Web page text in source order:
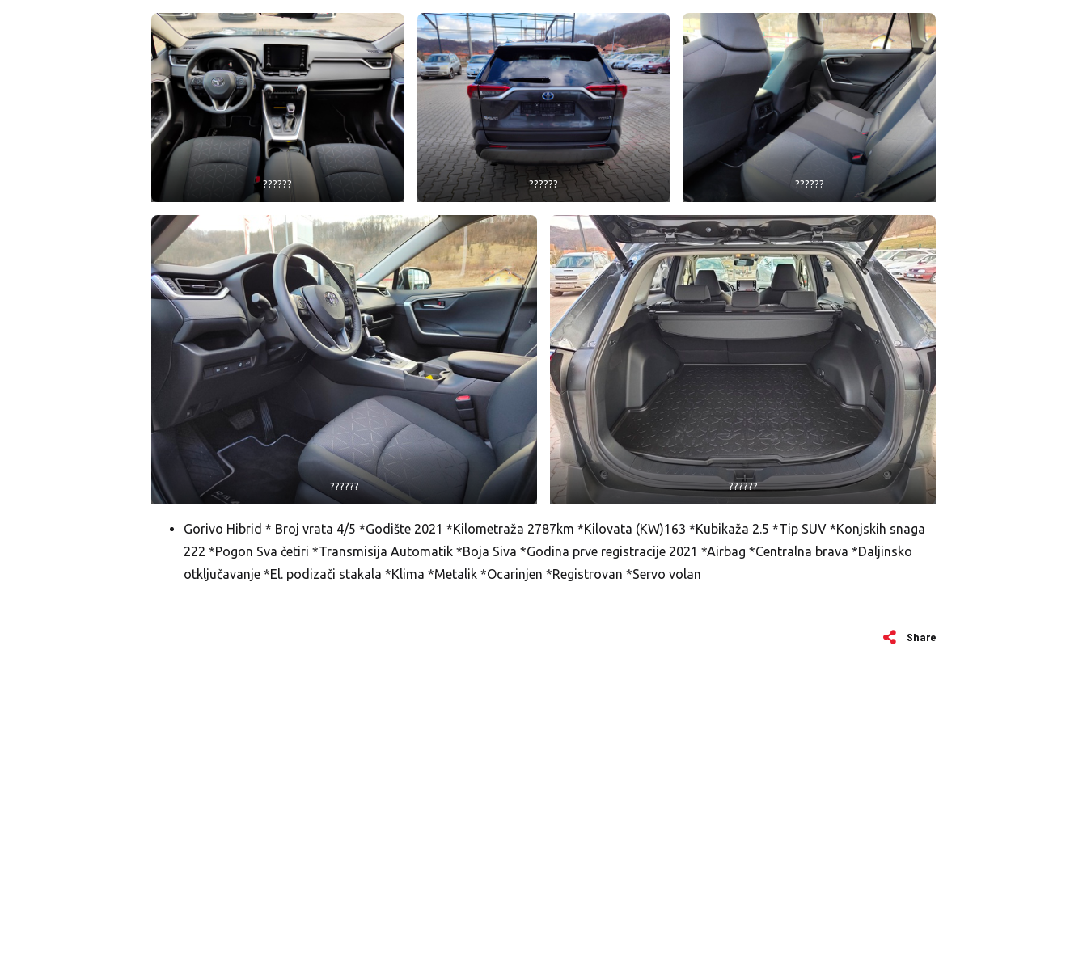
?????? ?????? ??????
?????? ??????
Gorivo Hibrid * Broj vrata 4/5 *Godište 2021 *Kilometraža 2787km *Kilovata (KW)163 *Kubikaža 2.5 *Tip SUV *Konjskih snaga
222 *Pogon Sva četiri *Transmisija Automatik *Boja Siva *Godina prve registracije 2021 *Airbag *Centralna brava *Daljinsko
otključavanje *El. podizači stakala *Klima *Metalik *Ocarinjen *Registrovan *Servo volan
Share